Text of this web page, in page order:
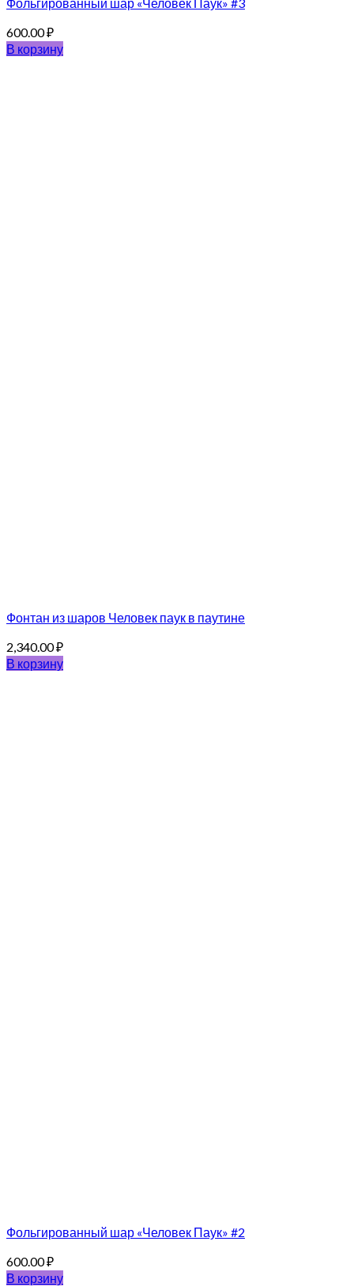
600.00₽
В корзину
Фонтан из шаров Человек паук в паутине
2,340.00₽
В корзину
Фольгированный шар «Человек Паук» #2
600.00₽
В корзину